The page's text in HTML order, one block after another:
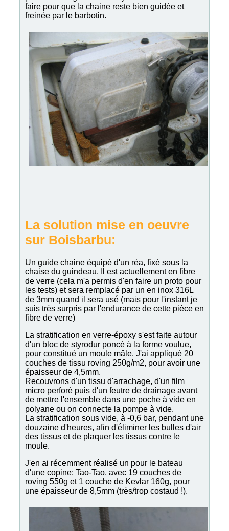
faire pour que la chaine reste bien guidée et
freinée par le barbotin.
La solution mise en oeuvre
sur Boisbarbu:
Un guide chaine équipé d'un réa, fixé sous la
chaise du guindeau. Il est actuellement en fibre
de verre (cela m'a permis d'en faire un proto pour
les tests) et sera remplacé par un en inox 316L
de 3mm quand il sera usé (mais pour l'instant je
suis très surpris par l'endurance de cette pièce en
fibre de verre)
La stratification en verre-époxy s'est faite autour
d'un bloc de styrodur poncé à la forme voulue,
pour constitué un moule mâle. J'ai appliqué 20
couches de tissu roving 250g/m2, pour avoir une
épaisseur de 4,5mm.
Recouvrons d'un tissu d'arrachage, d'un film
micro perforé puis d'un feutre de drainage avant
de mettre l'ensemble dans une poche à vide en
polyane ou on connecte la pompe à vide.
La stratification sous vide, à -0,6 bar, pendant une
douzaine d'heures, afin d'éliminer les bulles d'air
des tissus et de plaquer les tissus contre le
moule.
J'en ai récemment réalisé un pour le bateau
d'une copine: Tao-Tao, avec 19 couches de
roving 550g et 1 couche de Kevlar 160g, pour
une épaisseur de 8,5mm (très/trop costaud !).